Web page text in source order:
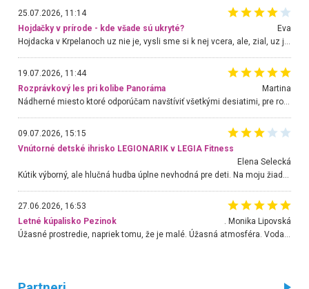
25.07.2026, 11:14
Hojdačky v prírode - kde všade sú ukryté?
Eva
Hojdacka v Krpelanoch uz nie je, vysli sme si k nej vcera, ale, zial, uz je znicena. Ak sem planujete cestu len kvoli hojdacke, mozete si ju usetrit. Krasny vyhlad je tu vsak aj bez hojdacky :-)
19.07.2026, 11:44
Rozprávkový les pri kolibe Panoráma
Martina
Nádherné miesto ktoré odporúčam navštíviť všetkými desiatimi, pre rodiny s deťmi, dôchodcom... Proste a jednoducho ozaj rozprávkový les.. určite ešte prídeme. Odniesli sme si na pamiatku krásne tričká,
09.07.2026, 15:15
Vnútorné detské ihrisko LEGIONARIK v LEGIA Fitness
Elena Selecká
27.06.2026, 16:53
Letné kúpalisko Pezinok
. Monika Lipovská
Úžasné prostredie, napriek tomu, že je malé. Úžasná atmosféra. Voda fantastická a nádherná. Ľudí je pomerne veľa, ale su mili a ohľaduplní. Je veľmi zaujímavé sledovať, ako dokážu spolu športovať cudzí ľudia a bez ohľadu na vek. Vládne tu pohoda. Vnuka neviem dostať z vody. Ďakujem za krásny deň . Urcite sa sem vrátim. Jediný problém je s parkovaním, ale aj ten sa mi podarilo vyriešiť. Monika Bratislava